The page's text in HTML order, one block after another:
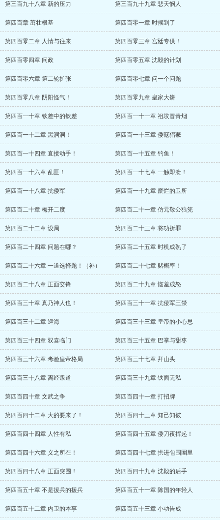
第三百九十八章 新的压力 第三百九十九章 悲天悯人
第四百章 茁壮根基 第四百零一章 时候到了
第四百零二章 人情与往来 第四百零三章 宫廷专供！
第四百零四章 问政 第四百零五章 沈毅的计划
第四百零六章 第二轮扩张 第四百零七章 问一个问题
第四百零八章 阴阳怪气！ 第四百零九章 皇家大饼
第四百一十章 钦差中的钦差 第四百一十一章 祖坟冒青烟
第四百一十二章 黑洞洞！ 第四百一十三章 倭寇猖獗
第四百一十四章 直接动手！ 第四百一十五章 钓鱼！
第四百一十六章 乱匪！ 第四百一十七章 一触即溃！
第四百一十八章 抗倭军 第四百一十九章 糜烂的卫所
第四百二十章 梅开二度 第四百二十一章 仿元敬公狼筅
第四百二十二章 设局 第四百二十三章 将功折罪
第四百二十四章 问题在哪？ 第四百二十五章 时机成熟了
第四百二十六章 一道选择题！（补） 第四百二十七章 赌概率！
第四百二十八章 正面交锋 第四百二十九章 恼羞成怒
第四百三十章 真乃神人也！ 第四百三十一章 抗倭军三禁
第四百三十二章 巡海 第四百三十三章 皇帝的小心思
第四百三十四章 双喜临门 第四百三十五章 巴掌与甜枣
第四百三十六章 考验皇帝格局 第四百三十七章 拜山头
第四百三十八章 离经叛道 第四百三十九章 铁面无私
第四百四十章 文武之争 第四百四十一章 打招牌
第四百四十二章 大的要来了！ 第四百四十三章 知己知彼
第四百四十四章 人性有私 第四百四十五章 倭刀夜挥起！
第四百四十六章 义之所在！ 第四百四十七章 拱进包围圈里
第四百四十八章 正面突围！ 第四百四十九章 沈毅的后手
第四百五十章 不是援兵的援兵 第四百五十一章 陈国的年轻人
第四百五十二章 内卫的本事 第四百五十三章 小功告成